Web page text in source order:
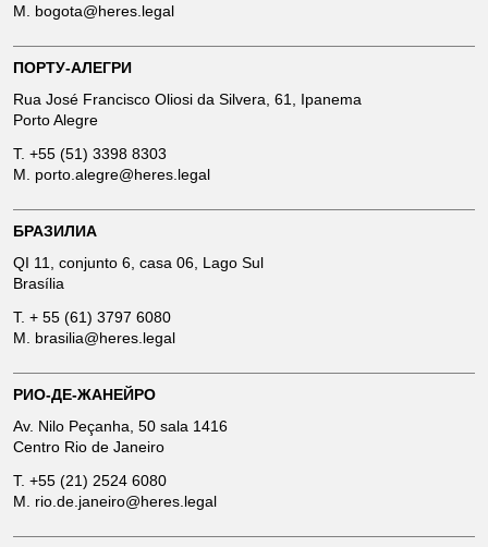
M. bogota@heres.legal
ПОРТУ-АЛЕГРИ
Rua José Francisco Oliosi da Silvera, 61, Ipanema
Porto Alegre
T. +55 (51) 3398 8303
M. porto.alegre@heres.legal
БРАЗИЛИА
QI 11, conjunto 6, casa 06, Lago Sul
Brasília
T. + 55 (61) 3797 6080
M. brasilia@heres.legal
РИО-ДЕ-ЖАНЕЙРО
Av. Nilo Peçanha, 50 sala 1416
Centro Rio de Janeiro
T. +55 (21) 2524 6080
M. rio.de.janeiro@heres.legal